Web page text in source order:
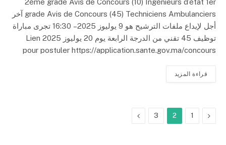
grade Avis de Concours (45) Techniciens Ambulanciers آخر
أجل لإيداع ملفات الترشيح هو 9 يوليوز 2025 – 16:30 تجرى مباراة
توظيف 45 تقني من الدرجة الرابعة يوم 20 يوليوز 2025 Lien
pour postuler https://application.sante.gov.ma/concours
قراءة المزيد
السابق
1
2
3 التالي